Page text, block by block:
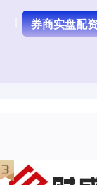
券商实盘配